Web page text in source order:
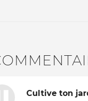
Cultive ton